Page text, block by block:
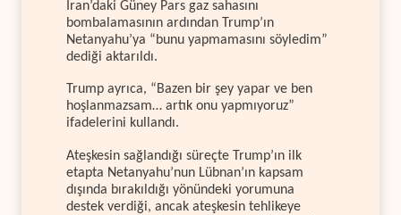
İran’daki Güney Pars gaz sahasını
bombalamasının ardından Trump’ın
Netanyahu’ya “bunu yapmamasını söyledim”
dediği aktarıldı.
Trump ayrıca, “Bazen bir şey yapar ve ben
hoşlanmazsam… artık onu yapmıyoruz”
ifadelerini kullandı.
Ateşkesin sağlandığı süreçte Trump’ın ilk
etapta Netanyahu’nun Lübnan’ın kapsam
dışında bırakıldığı yönündeki yorumuna
destek verdiği, ancak ateşkesin tehlikeye